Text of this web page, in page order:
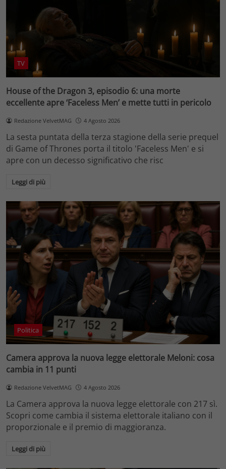
TV
House of the Dragon 3, episodio 6: una morte
eccellente apre ‘Faceless Men’ e mette tutti in pericolo
Redazione VelvetMAG 4 Agosto 2026
La sesta puntata della terza stagione della serie prequel
di Game of Thrones porta il titolo 'Faceless Men' e si
apre con un decesso significativo che risc
Leggi di più
Politica
Camera approva la nuova legge elettorale Meloni: cosa
cambia in 11 punti
Redazione VelvetMAG 4 Agosto 2026
La Camera approva la nuova legge elettorale con 217 sì.
Scopri come cambia il sistema elettorale italiano con il
proporzionale e il premio di maggioranza.
Leggi di più